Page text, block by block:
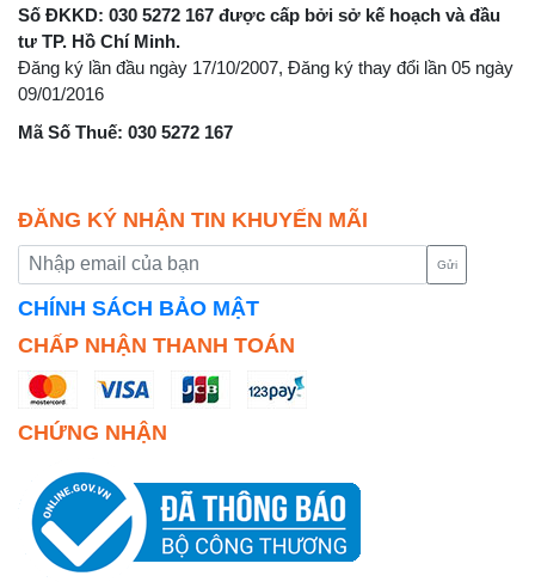
Số ĐKKD: 030 5272 167 được cấp bởi sở kế hoạch và đầu
tư TP. Hồ Chí Minh.
Đăng ký lần đầu ngày 17/10/2007, Đăng ký thay đổi lần 05 ngày
09/01/2016
Mã Số Thuế: 030 5272 167
ĐĂNG KÝ NHẬN TIN KHUYẾN MÃI
Gửi
CHÍNH SÁCH BẢO MẬT
CHẤP NHẬN THANH TOÁN
CHỨNG NHẬN